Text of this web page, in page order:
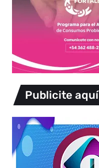
Publicite aquí